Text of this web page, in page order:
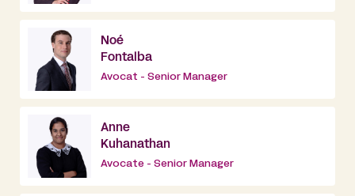
Noé
Fontalba
Avocat - Senior Manager
Anne
Kuhanathan
Avocate - Senior Manager